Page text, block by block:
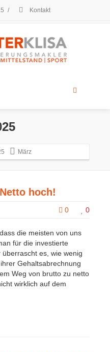
/ Kontakt
März
hoch!
0 0
die meisten von uns
für die investierte
es, wie wenig
Gehaltsabrechnung
Weg von brutto zu netto
wirklich auf dem